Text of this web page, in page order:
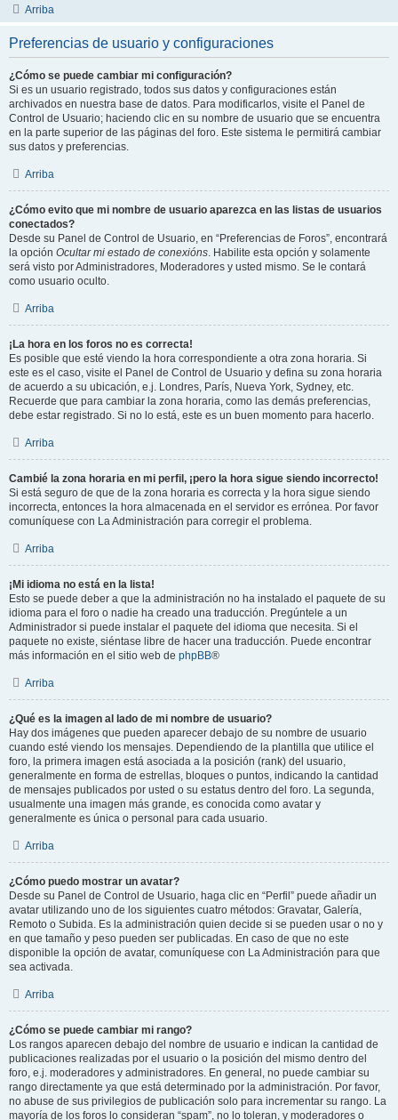
Arriba
Preferencias de usuario y configuraciones
¿Cómo se puede cambiar mi configuración?
Si es un usuario registrado, todos sus datos y configuraciones están
archivados en nuestra base de datos. Para modificarlos, visite el Panel de
Control de Usuario; haciendo clic en su nombre de usuario que se encuentra
en la parte superior de las páginas del foro. Este sistema le permitirá cambiar
sus datos y preferencias.
Arriba
¿Cómo evito que mi nombre de usuario aparezca en las listas de usuarios
conectados?
Desde su Panel de Control de Usuario, en “Preferencias de Foros”, encontrará
la opción Ocultar mi estado de conexións. Habilite esta opción y solamente
será visto por Administradores, Moderadores y usted mismo. Se le contará
como usuario oculto.
Arriba
¡La hora en los foros no es correcta!
Es posible que esté viendo la hora correspondiente a otra zona horaria. Si
este es el caso, visite el Panel de Control de Usuario y defina su zona horaria
de acuerdo a su ubicación, e.j. Londres, París, Nueva York, Sydney, etc.
Recuerde que para cambiar la zona horaria, como las demás preferencias,
debe estar registrado. Si no lo está, este es un buen momento para hacerlo.
Arriba
Cambié la zona horaria en mi perfil, ¡pero la hora sigue siendo incorrecto!
Si está seguro de que de la zona horaria es correcta y la hora sigue siendo
incorrecta, entonces la hora almacenada en el servidor es errónea. Por favor
comuníquese con La Administración para corregir el problema.
Arriba
¡Mi idioma no está en la lista!
Esto se puede deber a que la administración no ha instalado el paquete de su
idioma para el foro o nadie ha creado una traducción. Pregúntele a un
Administrador si puede instalar el paquete del idioma que necesita. Si el
paquete no existe, siéntase libre de hacer una traducción. Puede encontrar
más información en el sitio web de phpBB®
Arriba
¿Qué es la imagen al lado de mi nombre de usuario?
Hay dos imágenes que pueden aparecer debajo de su nombre de usuario
cuando esté viendo los mensajes. Dependiendo de la plantilla que utilice el
foro, la primera imagen está asociada a la posición (rank) del usuario,
generalmente en forma de estrellas, bloques o puntos, indicando la cantidad
de mensajes publicados por usted o su estatus dentro del foro. La segunda,
usualmente una imagen más grande, es conocida como avatar y
generalmente es única o personal para cada usuario.
Arriba
¿Cómo puedo mostrar un avatar?
Desde su Panel de Control de Usuario, haga clic en “Perfil” puede añadir un
avatar utilizando uno de los siguientes cuatro métodos: Gravatar, Galería,
Remoto o Subida. Es la administración quien decide si se pueden usar o no y
en que tamaño y peso pueden ser publicadas. En caso de que no este
disponible la opción de avatar, comuníquese con La Administración para que
sea activada.
Arriba
¿Cómo se puede cambiar mi rango?
Los rangos aparecen debajo del nombre de usuario e indican la cantidad de
publicaciones realizadas por el usuario o la posición del mismo dentro del
foro, e.j. moderadores y administradores. En general, no puede cambiar su
rango directamente ya que está determinado por la administración. Por favor,
no abuse de sus privilegios de publicación solo para incrementar su rango. La
mayoría de los foros lo consideran “spam”, no lo toleran, y moderadores o